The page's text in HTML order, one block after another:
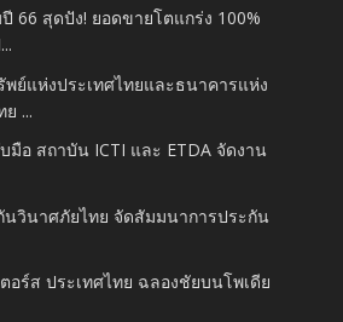
66 สุดปัง! ยอดขายโตแกร่ง 100%
ย์แห่งประเทศไทยและธนาคารแห่ง
...
บมือ สถาบัน ICTI และ ETDA จัดงาน
นวินาศภัยไทย จัดสัมมนาการประกัน
อร์ส ประเทศไทย ฉลองชัยบนโพเดีย